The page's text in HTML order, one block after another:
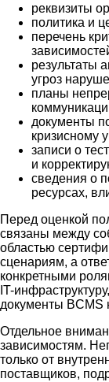
реквизиты
политика и
перечень
результаты
угроз
планы
документы
кризисному
записи о
и
сведения о
ресурсах,
Перед оценкой
связаны между
областью
сценариям, а
конкретными
IT-
документы BCMS
Отдельное
зависимостям.
только от
поставщиков,